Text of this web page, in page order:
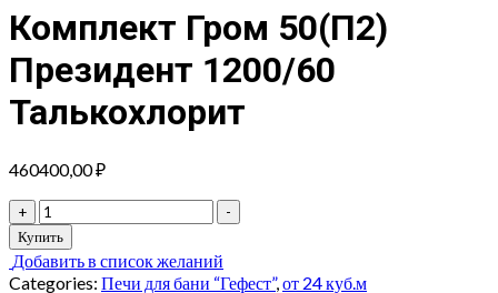
Комплект Гром 50(П2)
Президент 1200/60
Талькохлорит
460400,00₽
+
Комплект
Гром
50(П2)
Президент
-
Купить
Добавить в список желаний
Categories: Печи для бани “Гефест”, от 24 куб.м